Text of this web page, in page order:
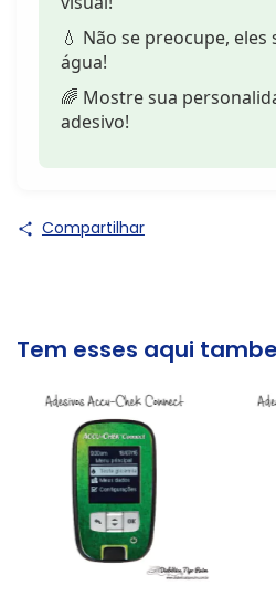
💧 Não se preocupe,
água!
🌈 Mostre sua
adesivo!
Compartilhar
Tem esses aqui